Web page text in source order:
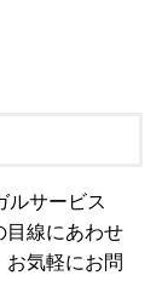
ルサービス
目線にあわせ
気軽にお問